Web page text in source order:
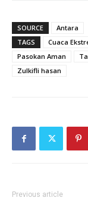
SOURCE
Antara
TAGS
Cuaca
Pasokan Aman
Zulkifli hasan
Previous article